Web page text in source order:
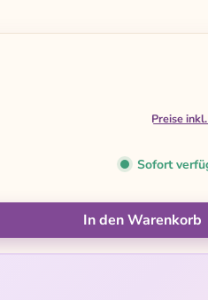
Preise
Sofort
Wert ein
In den Warenkorb